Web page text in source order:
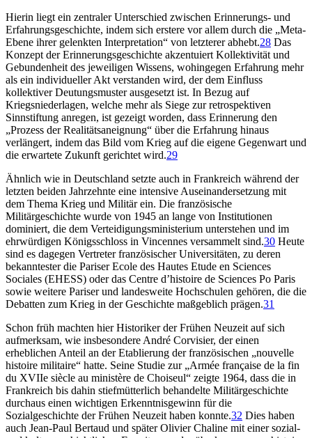
Hierin liegt ein zentraler Unterschied zwischen Erinnerungs- und
Erfahrungsgeschichte, indem sich erstere vor allem durch die „Meta-
Ebene ihrer gelenkten Interpretation“ von letzterer abhebt.28 Das
Konzept der Erinnerungsgeschichte akzentuiert Kollektivität und
Gebundenheit des jeweiligen Wissens, wohingegen Erfahrung mehr
als ein individueller Akt verstanden wird, der dem Einfluss
kollektiver Deutungsmuster ausgesetzt ist. In Bezug auf
Kriegsniederlagen, welche mehr als Siege zur retrospektiven
Sinnstiftung anregen, ist gezeigt worden, dass Erinnerung den
„Prozess der Realitätsaneignung“ über die Erfahrung hinaus
verlängert, indem das Bild vom Krieg auf die eigene Gegenwart und
die erwartete Zukunft gerichtet wird.29
Ähnlich wie in Deutschland setzte auch in Frankreich während der
letzten beiden Jahrzehnte eine intensive Auseinandersetzung mit
dem Thema Krieg und Militär ein. Die französische
Militärgeschichte wurde von 1945 an lange von Institutionen
dominiert, die dem Verteidigungsministerium unterstehen und im
ehrwürdigen Königsschloss in Vincennes versammelt sind.30 Heute
sind es dagegen Vertreter französischer Universitäten, zu deren
bekanntester die Pariser Ecole des Hautes Etude en Sciences
Sociales (EHESS) oder das Centre d’histoire de Sciences Po Paris
sowie weitere Pariser und landesweite Hochschulen gehören, die die
Debatten zum Krieg in der Geschichte maßgeblich prägen.31
Schon früh machten hier Historiker der Frühen Neuzeit auf sich
aufmerksam, wie insbesondere André Corvisier, der einen
erheblichen Anteil an der Etablierung der französischen „nouvelle
histoire militaire“ hatte. Seine Studie zur „Armée française de la fin
du XVIIe siècle au ministère de Choiseul“ zeigte 1964, dass die in
Frankreich bis dahin stiefmütterlich behandelte Militärgeschichte
durchaus einen wichtigen Erkenntnisgewinn für die
Sozialgeschichte der Frühen Neuzeit haben konnte.32 Dies haben
auch Jean-Paul Bertaud und später Olivier Chaline mit einer sozial-